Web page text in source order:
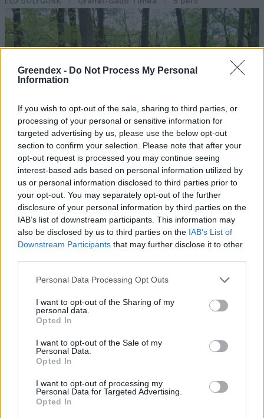
Greendex - Do Not Process My Personal
Information
If you wish to opt-out of the sale, sharing to third parties, or
processing of your personal or sensitive information for
targeted advertising by us, please use the below opt-out
section to confirm your selection. Please note that after your
opt-out request is processed you may continue seeing
interest-based ads based on personal information utilized by
us or personal information disclosed to third parties prior to
your opt-out. You may separately opt-out of the further
disclosure of your personal information by third parties on the
IAB’s list of downstream participants. This information may
also be disclosed by us to third parties on the IAB’s List of
Downstream Participants that may further disclose it to other
Personal Data Processing Opt Outs
I want to opt-out of the Sharing of my
personal data.
Opted In
I want to opt-out of the Sale of my
Personal Data.
Opted In
I want to opt-out of processing my
Personal Data for Targeted Advertising.
Opted In
ÉLŐ BOLYGÓNK
Magyarország tele van gyönyörű növényekkel, így arborétumokkal
hétvégén a közönséget a 160 éves
Fővárosi Állatkert
ÉLŐ BOLYGÓNK